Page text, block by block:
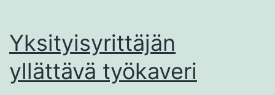
Yksityisyrittäjän
yllättävä työkaveri